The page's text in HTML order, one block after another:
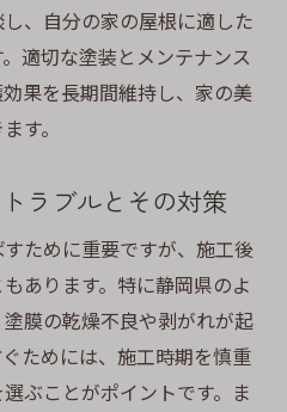
た長期的な対策
ための確認すべきポイン
き契約内容
項目リスト
容の理解
の有無と内容
対応方法
、自分の家の屋根に適した
適切な塗装とメンテナンス
果を長期間維持し、家の美
す。
ラブルとその対策
ために重要ですが、施工後
あります。特に静岡県のよ
膜の乾燥不良や剥がれが起
ためには、施工時期を慎重
ぶことがポイントです。ま